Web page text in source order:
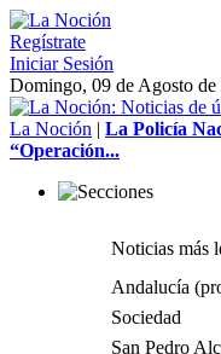
Regístrate
Iniciar Sesión
Domingo, 09 de Agosto
La Noción | La Policía
“Operación...
Noticias más
Andalucía
Sociedad
San Pedro